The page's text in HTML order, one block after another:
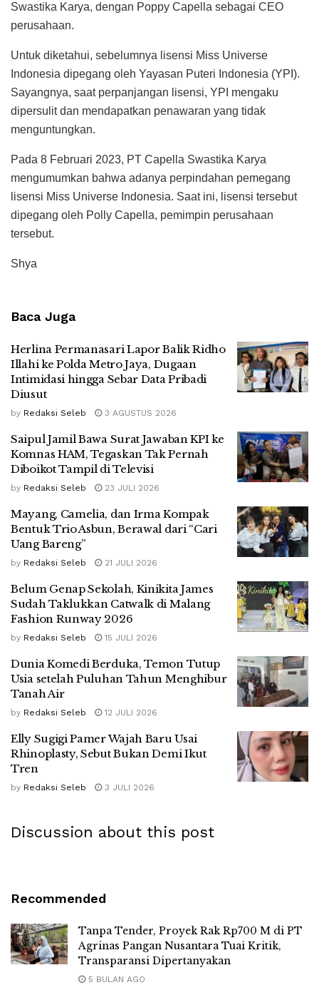
Swastika Karya, dengan Poppy Capella sebagai CEO
perusahaan.
Untuk diketahui, sebelumnya lisensi Miss Universe
Indonesia dipegang oleh Yayasan Puteri Indonesia (YPI).
Sayangnya, saat perpanjangan lisensi, YPI mengaku
dipersulit dan mendapatkan penawaran yang tidak
menguntungkan.
Pada 8 Februari 2023, PT Capella Swastika Karya
mengumumkan bahwa adanya perpindahan pemegang
lisensi Miss Universe Indonesia. Saat ini, lisensi tersebut
dipegang oleh Polly Capella, pemimpin perusahaan
tersebut.
Shya
Baca Juga
Herlina Permanasari Lapor Balik Ridho
Illahi ke Polda Metro Jaya, Dugaan
Intimidasi hingga Sebar Data Pribadi
Diusut
by Redaksi Seleb 3 AGUSTUS 2026
Saipul Jamil Bawa Surat Jawaban KPI ke
Komnas HAM, Tegaskan Tak Pernah
Diboikot Tampil di Televisi
by Redaksi Seleb 23 JULI 2026
Mayang, Camelia, dan Irma Kompak
Bentuk Trio Asbun, Berawal dari “Cari
Uang Bareng”
by Redaksi Seleb 21 JULI 2026
Belum Genap Sekolah, Kinikita James
Sudah Taklukkan Catwalk di Malang
Fashion Runway 2026
by Redaksi Seleb 15 JULI 2026
Dunia Komedi Berduka, Temon Tutup
Usia setelah Puluhan Tahun Menghibur
Tanah Air
by Redaksi Seleb 12 JULI 2026
Elly Sugigi Pamer Wajah Baru Usai
Rhinoplasty, Sebut Bukan Demi Ikut
Tren
by Redaksi Seleb 3 JULI 2026
Discussion about this post
Recommended
Tanpa Tender, Proyek Rak Rp700 M di PT
Agrinas Pangan Nusantara Tuai Kritik,
Transparansi Dipertanyakan
5 BULAN AGO